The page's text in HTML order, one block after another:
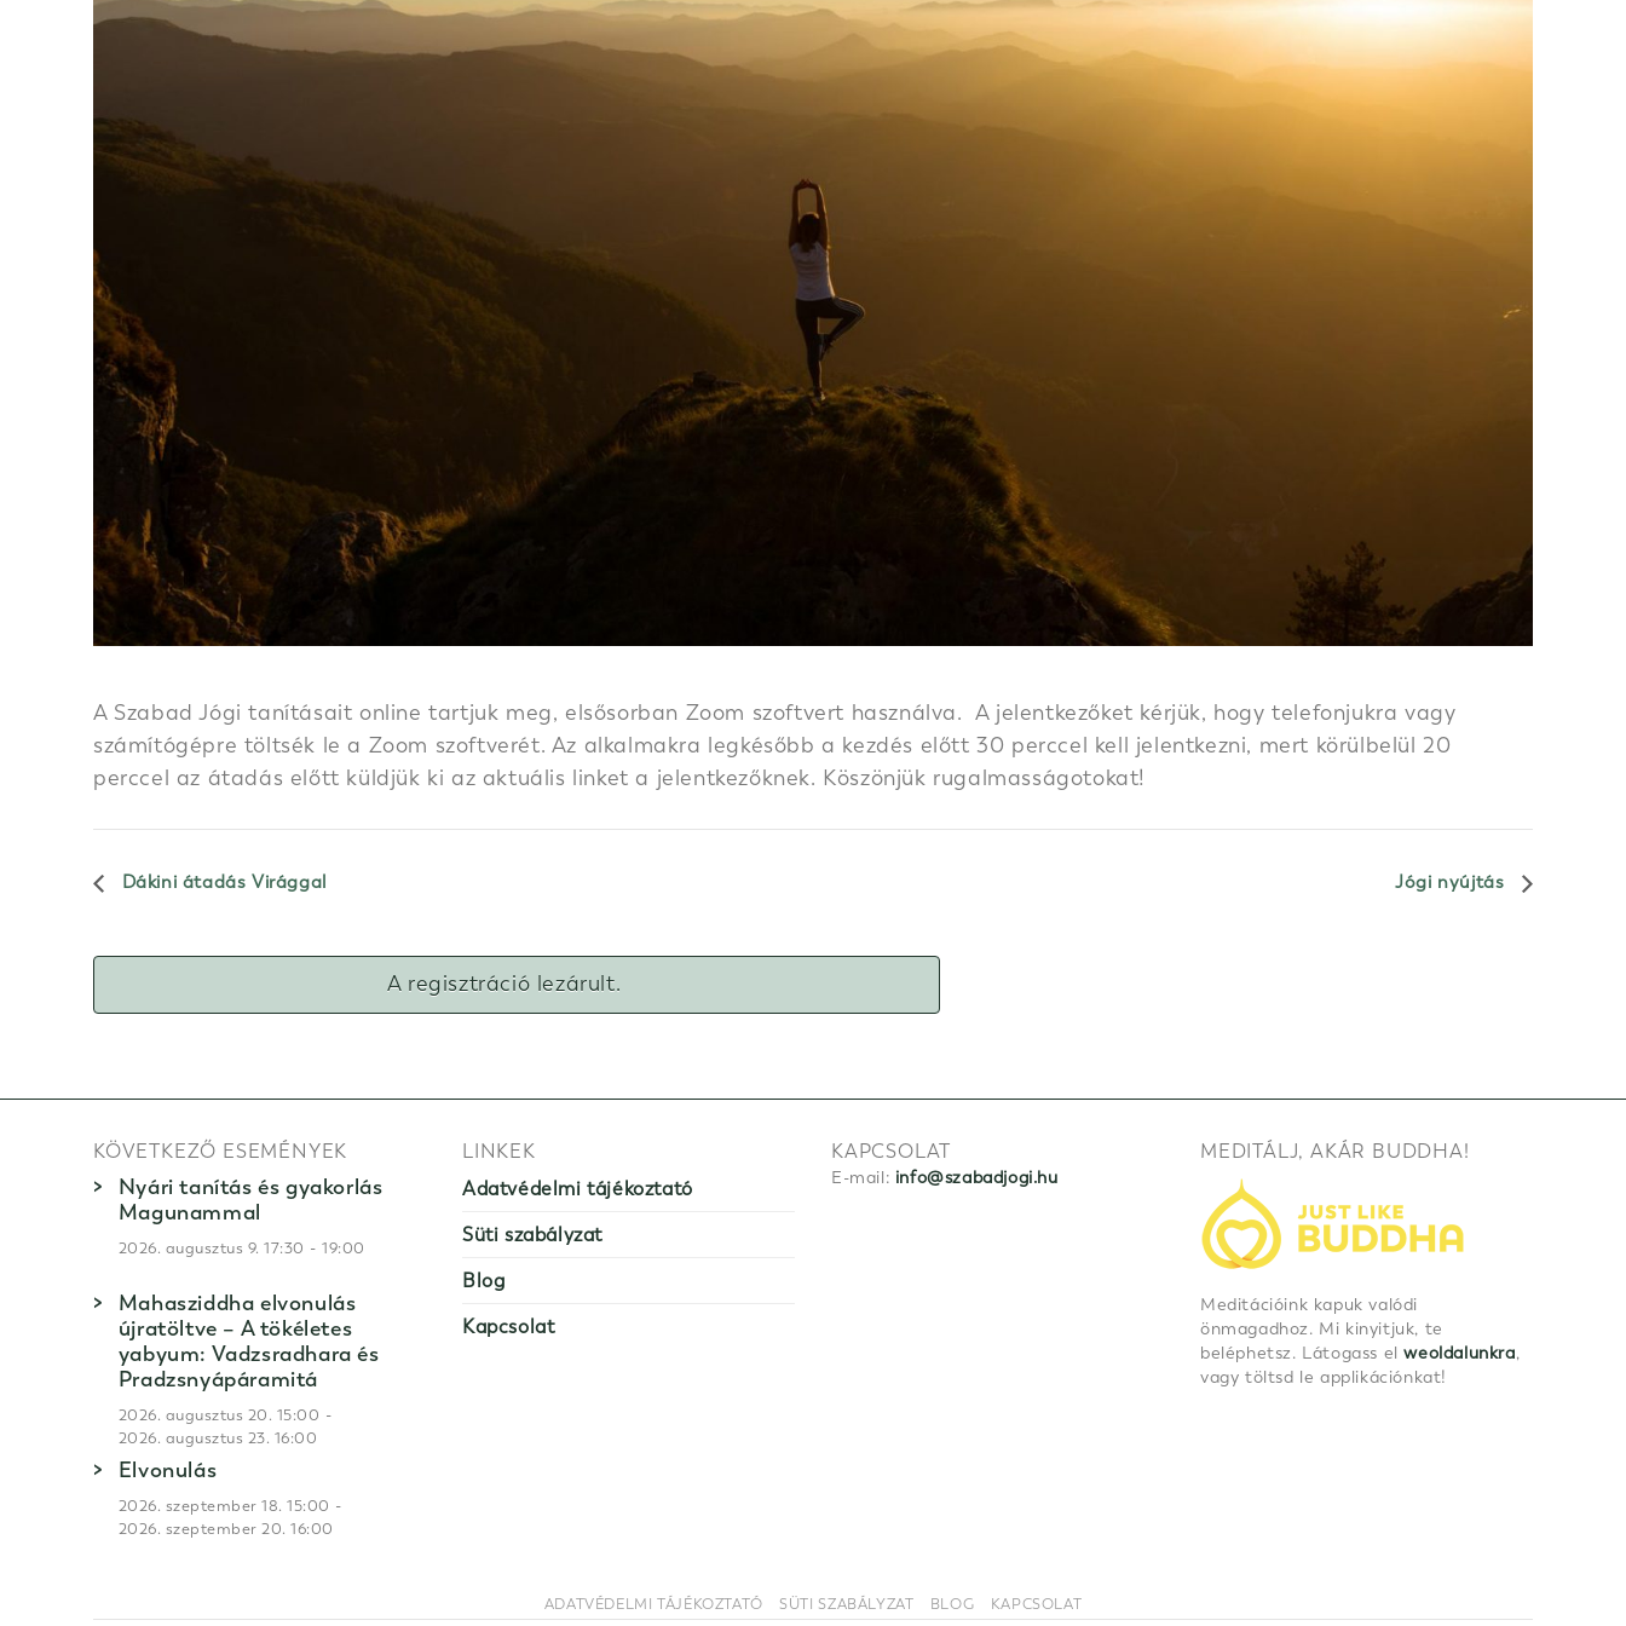
A Szabad Jógi tanításait online tartjuk meg, elsősorban Zoom szoftvert használva. A jelentkezőket kérjük, hogy telefonjukra vagy
számítógépre töltsék le a Zoom szoftverét. Az alkalmakra legkésőbb a kezdés előtt 30 perccel kell jelentkezni, mert körülbelül 20
perccel az átadás előtt küldjük ki az aktuális linket a jelentkezőknek. Köszönjük rugalmasságotokat!
Dákini átadás Virággal Jógi nyújtás
A regisztráció lezárult.
KÖVETKEZŐ ESEMÉNYEK
Nyári tanítás és gyakorlás
Magunammal
2026. augusztus 9. 17:30 -19:00
Mahasziddha elvonulás
újratöltve – A tökéletes
yabyum: Vadzsradhara és
Pradzsnyápáramitá
2026. augusztus 20. 15:00 -
2026. augusztus 23. 16:00
Elvonulás
2026. szeptember 18. 15:00 -
2026. szeptember 20. 16:00
LINKEK
Adatvédelmi tájékoztató
Süti szabályzat
Blog
Kapcsolat
KAPCSOLAT
E-mail: info@szabadjogi.hu
MEDITÁLJ, AKÁR BUDDHA!
Meditációink kapuk valódi
önmagadhoz. Mi kinyitjuk, te
beléphetsz. Látogass elweoldalunkra,
vagy töltsd le applikációnkat!
ADATVÉDELMI TÁJÉKOZTATÓ SÜTI SZABÁLYZAT BLOG KAPCSOLAT